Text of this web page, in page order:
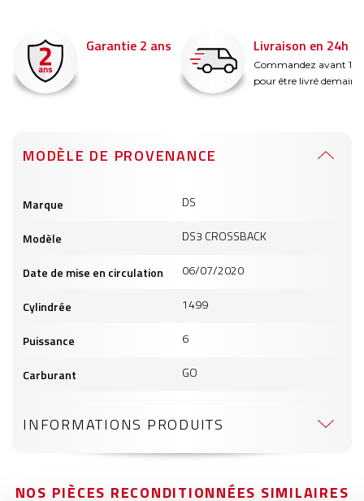
Garantie 2 ans Livraison en 24h
Commandez avant 14h
pour être livré demain !
MODÈLE DE PROVENANCE
produits
Marque DS
Modèle DS3 CROSSBACK
Date de mise en circulation 06/07/2020
Cylindrée 1499
Puissance 6
Carburant GO
INFORMATIONS PRODUITS
NOS PIÈCES RECONDITIONNÉES SIMILAIRES